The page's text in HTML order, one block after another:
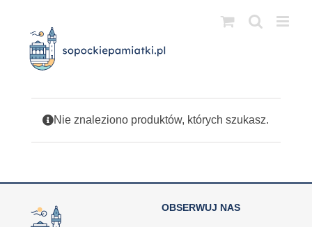
zawartości
Nie znaleziono produktów, których szukasz.
OBSERWUJ NAS